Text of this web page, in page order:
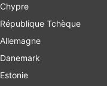
Chypre
République Tchèque
Allemagne
Danemark
Estonie